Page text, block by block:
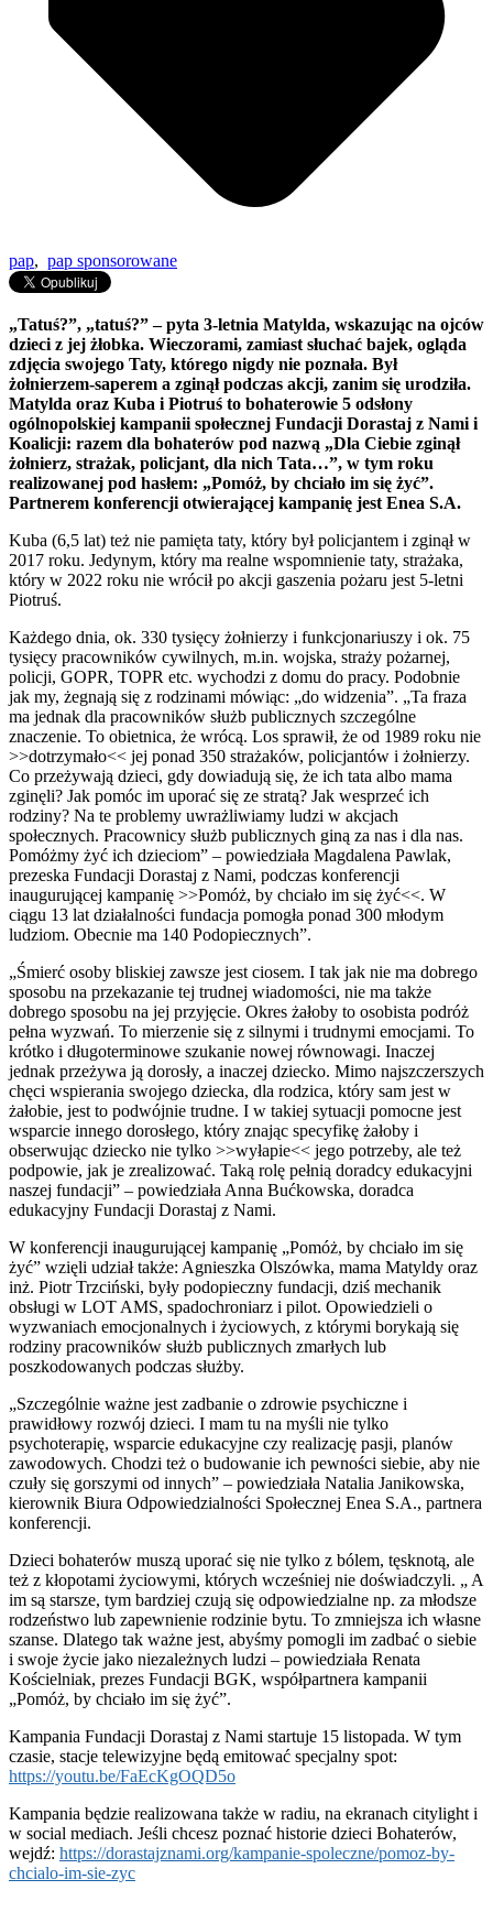
pap, pap sponsorowane
„Tatuś?”, „tatuś?” – pyta 3-letnia Matylda, wskazując na ojców
dzieci z jej żłobka. Wieczorami, zamiast słuchać bajek, ogląda
zdjęcia swojego Taty, którego nigdy nie poznała. Był
żołnierzem-saperem a zginął podczas akcji, zanim się urodziła.
Matylda oraz Kuba i Piotruś to bohaterowie 5 odsłony
ogólnopolskiej kampanii społecznej Fundacji Dorastaj z Nami i
Koalicji: razem dla bohaterów pod nazwą „Dla Ciebie zginął
żołnierz, strażak, policjant, dla nich Tata…”, w tym roku
realizowanej pod hasłem: „Pomóż, by chciało im się żyć”.
Partnerem konferencji otwierającej kampanię jest Enea S.A.
Kuba (6,5 lat) też nie pamięta taty, który był policjantem i zginął w
2017 roku. Jedynym, który ma realne wspomnienie taty, strażaka,
który w 2022 roku nie wrócił po akcji gaszenia pożaru jest 5-letni
Piotruś.
Każdego dnia, ok. 330 tysięcy żołnierzy i funkcjonariuszy i ok. 75
tysięcy pracowników cywilnych, m.in. wojska, straży pożarnej,
policji, GOPR, TOPR etc. wychodzi z domu do pracy. Podobnie
jak my, żegnają się z rodzinami mówiąc: „do widzenia”. „Ta fraza
ma jednak dla pracowników służb publicznych szczególne
znaczenie. To obietnica, że wrócą. Los sprawił, że od 1989 roku nie
>>dotrzymało<< jej ponad 350 strażaków, policjantów i żołnierzy.
Co przeżywają dzieci, gdy dowiadują się, że ich tata albo mama
zginęli? Jak pomóc im uporać się ze stratą? Jak wesprzeć ich
rodziny? Na te problemy uwrażliwiamy ludzi w akcjach
społecznych. Pracownicy służb publicznych giną za nas i dla nas.
Pomóżmy żyć ich dzieciom” – powiedziała Magdalena Pawlak,
prezeska Fundacji Dorastaj z Nami, podczas konferencji
inaugurującej kampanię >>Pomóż, by chciało im się żyć<<. W
ciągu 13 lat działalności fundacja pomogła ponad 300 młodym
ludziom. Obecnie ma 140 Podopiecznych”.
„Śmierć osoby bliskiej zawsze jest ciosem. I tak jak nie ma dobrego
sposobu na przekazanie tej trudnej wiadomości, nie ma także
dobrego sposobu na jej przyjęcie. Okres żałoby to osobista podróż
pełna wyzwań. To mierzenie się z silnymi i trudnymi emocjami. To
krótko i długoterminowe szukanie nowej równowagi. Inaczej
jednak przeżywa ją dorosły, a inaczej dziecko. Mimo najszczerszych
chęci wspierania swojego dziecka, dla rodzica, który sam jest w
żałobie, jest to podwójnie trudne. I w takiej sytuacji pomocne jest
wsparcie innego dorosłego, który znając specyfikę żałoby i
obserwując dziecko nie tylko >>wyłapie<< jego potrzeby, ale też
podpowie, jak je zrealizować. Taką rolę pełnią doradcy edukacyjni
naszej fundacji” – powiedziała Anna Bućkowska, doradca
edukacyjny Fundacji Dorastaj z Nami.
W konferencji inaugurującej kampanię „Pomóż, by chciało im się
żyć” wzięli udział także: Agnieszka Olszówka, mama Matyldy oraz
inż. Piotr Trzciński, były podopieczny fundacji, dziś mechanik
obsługi w LOT AMS, spadochroniarz i pilot. Opowiedzieli o
wyzwaniach emocjonalnych i życiowych, z którymi borykają się
rodziny pracowników służb publicznych zmarłych lub
poszkodowanych podczas służby.
„Szczególnie ważne jest zadbanie o zdrowie psychiczne i
prawidłowy rozwój dzieci. I mam tu na myśli nie tylko
psychoterapię, wsparcie edukacyjne czy realizację pasji, planów
zawodowych. Chodzi też o budowanie ich pewności siebie, aby nie
czuły się gorszymi od innych” – powiedziała Natalia Janikowska,
kierownik Biura Odpowiedzialności Społecznej Enea S.A., partnera
konferencji.
Dzieci bohaterów muszą uporać się nie tylko z bólem, tęsknotą, ale
też z kłopotami życiowymi, których wcześniej nie doświadczyli. „ A
im są starsze, tym bardziej czują się odpowiedzialne np. za młodsze
rodzeństwo lub zapewnienie rodzinie bytu. To zmniejsza ich własne
szanse. Dlatego tak ważne jest, abyśmy pomogli im zadbać o siebie
i swoje życie jako niezależnych ludzi – powiedziała Renata
Kościelniak, prezes Fundacji BGK, współpartnera kampanii
„Pomóż, by chciało im się żyć”.
Kampania Fundacji Dorastaj z Nami startuje 15 listopada. W tym
czasie, stacje telewizyjne będą emitować specjalny spot:
https://youtu.be/FaEcKgOQD5o
Kampania będzie realizowana także w radiu, na ekranach citylight i
w social mediach. Jeśli chcesz poznać historie dzieci Bohaterów,
wejdź: https://dorastajznami.org/kampanie-spoleczne/pomoz-by-
chcialo-im-sie-zyc